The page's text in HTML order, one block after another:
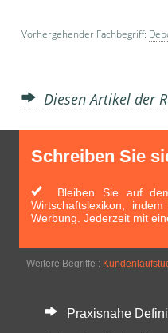
Vorhergehender Fachbegriff:
Diesen Artikel der
Schreiben Sie
Bleiben Sie auf dem
Wirtschaftslexikon,
Werbung. Jederzeit mit
Weitere Begriffe :
Praxisnahe